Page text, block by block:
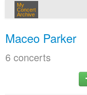
My
Concert
Archive
Maceo Parker
6 concerts